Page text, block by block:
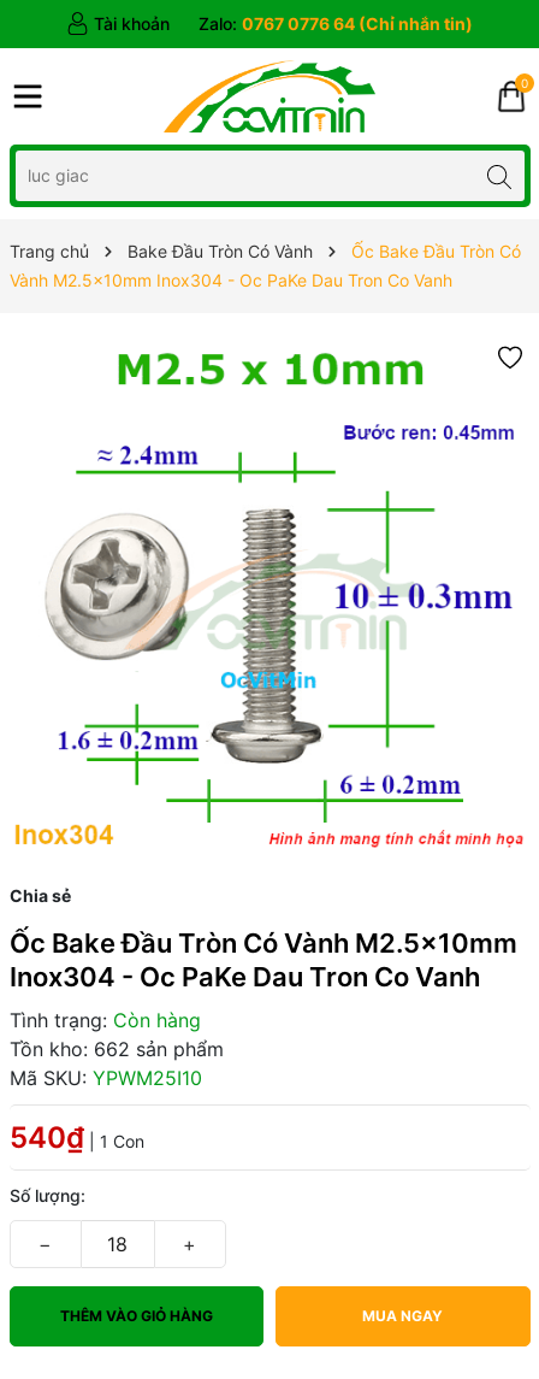
Tài khoản Zalo: 0767 0776 64 (Chỉ nhắn tin)
0
Trang chủ Bake Đầu Tròn Có Vành
Ốc Bake Đầu Tròn Có
Vành M2.5x10mm Inox304 - Oc PaKe Dau Tron Co Vanh
Chia sẻ
Ốc Bake Đầu Tròn Có Vành M2.5x10mm
Inox304 - Oc PaKe Dau Tron Co Vanh
Tình trạng: Còn hàng
Tồn kho: 662 sản phẩm
Mã SKU: YPWM25I10
540₫ | 1 Con
Số lượng:
− +
THÊM VÀO GIỎ HÀNG MUA NGAY